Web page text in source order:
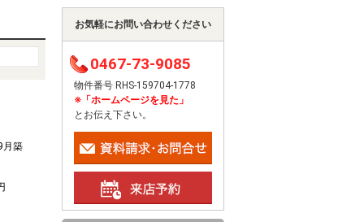
月築
お気軽にお問い合わせください
0467-73-9085
物件番号 RHS-159704-1778
※「ホームページを見た」
とお伝え下さい。